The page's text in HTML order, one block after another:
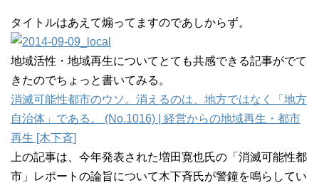
タイトルはあえて煽ってますのであしからず。
地域活性・地域再生についてとても共感できる記事がでて
きたのでちょっと書いてみる。
消滅可能性都市のウソ。消えるのは、地方ではなく「地方
自治体」である。 (No.1016) | 経営からの地域再生・都市
再生 [木下斉]
上の記事は、今年発表された増田寛也氏の「消滅可能性都
市」レポートの論旨について木下斉氏が警鐘を鳴らしてい